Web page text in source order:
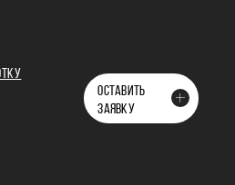
ОСТАВИТЬ
ЗАЯВКУ